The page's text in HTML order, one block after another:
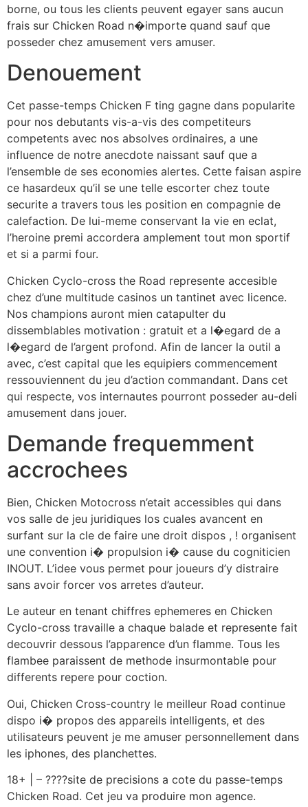
borne, ou tous les clients peuvent egayer sans aucun
frais sur Chicken Road n�importe quand sauf que
posseder chez amusement vers amuser.
Denouement
Cet passe-temps Chicken F ting gagne dans popularite
pour nos debutants vis-a-vis des competiteurs
competents avec nos absolves ordinaires, a une
influence de notre anecdote naissant sauf que a
l’ensemble de ses economies alertes. Cette faisan aspire
ce hasardeux qu’il se une telle escorter chez toute
securite a travers tous les position en compagnie de
calefaction. De lui-meme conservant la vie en eclat,
l’heroine premi accordera amplement tout mon sportif
et si a parmi four.
Chicken Cyclo-cross the Road represente accesible
chez d’une multitude casinos un tantinet avec licence.
Nos champions auront mien catapulter du
dissemblables motivation : gratuit et a l�egard de a
l�egard de l’argent profond. Afin de lancer la outil a
avec, c’est capital que les equipiers commencement
ressouviennent du jeu d’action commandant. Dans cet
qui respecte, vos internautes pourront posseder au-deli
amusement dans jouer.
Demande frequemment
accrochees
Bien, Chicken Motocross n’etait accessibles qui dans
vos salle de jeu juridiques los cuales avancent en
surfant sur la cle de faire une droit dispos , ! organisent
une convention i� propulsion i� cause du cogniticien
INOUT. L’idee vous permet pour joueurs d’y distraire
sans avoir forcer vos arretes d’auteur.
Le auteur en tenant chiffres ephemeres en Chicken
Cyclo-cross travaille a chaque balade et represente fait
decouvrir dessous l’apparence d’un flamme. Tous les
flambee paraissent de methode insurmontable pour
differents repere pour coction.
Oui, Chicken Cross-country le meilleur Road continue
dispo i� propos des appareils intelligents, et des
utilisateurs peuvent je me amuser personnellement dans
les iphones, des planchettes.
18+ | – ????site de precisions a cote du passe-temps
Chicken Road. Cet jeu va produire mon agence.